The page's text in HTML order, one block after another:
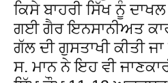
ਕਿਸੇ ਬਾਹਰੀ ਸਿੱਖ ਨੂੰ
ਗਈ ਗੈਰ ਇਨਸਾਨੀਅਤ
ਗੱਲ ਦੀ ਗੁਸਤਾਖੀ ਕੀਤੀ
ਸ. ਮਾਨ ਨੇ ਇਹ ਵੀ